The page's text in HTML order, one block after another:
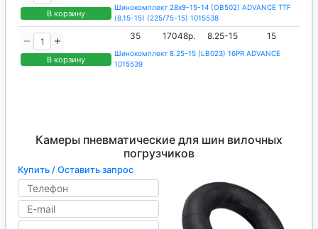
В корзину
Шинокомплект 28x9-15-14 (OB502) ADVANCE TTF
(8.15-15) (225/75-15) 1015538
В корзину
35 17048р. 8.25-15 15
Шинокомплект 8.25-15 (LB023) 16PR ADVANCE
1015539
Камеры пневматические для шин вилочных
погрузчиков
Купить / Оставить запрос